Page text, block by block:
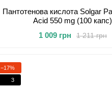
Пантотенова кислота Solgar
Acid 550 mg (100 капс)
1 211 грн
1 009 грн
−17%
3